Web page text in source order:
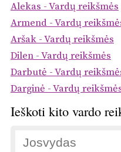
Alekas - Vardų reikšmės
Armend - Vardų
Aršak - Vardų reikšmės
Dilen - Vardų reikšmės
Darbutė - Vardų
Darginė - Vardų
Ieškoti kito vardo